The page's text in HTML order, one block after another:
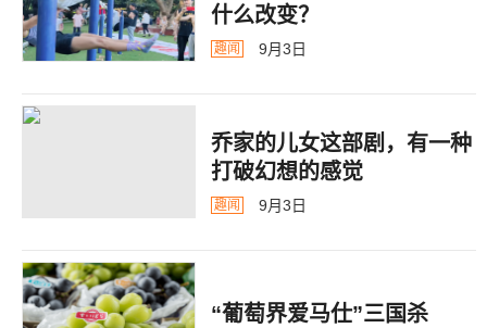
什么改变？
趣闻 9月3日
乔家的儿女这部剧，有一种
打破幻想的感觉
趣闻 9月3日
“葡萄界爱马仕”三国杀